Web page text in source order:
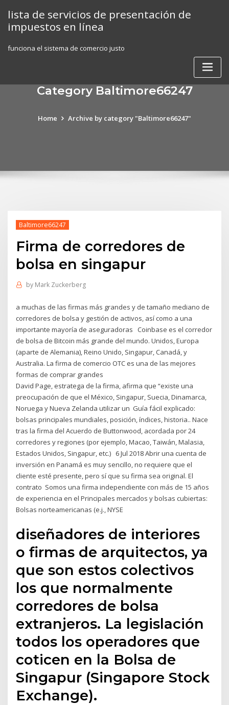
content
lista de servicios de presentación de
impuestos en línea
funciona el sistema de comercio justo
Category Baltimore66247
Home Archive by category "Baltimore66247"
Baltimore66247
Firma de corredores de
bolsa en singapur
by Mark Zuckerberg
a muchas de las firmas más grandes y de tamaño mediano de
corredores de bolsa y gestión de activos, así como a una
importante mayoría de aseguradoras Coinbase es el corredor
de bolsa de Bitcoin más grande del mundo. Unidos, Europa
(aparte de Alemania), Reino Unido, Singapur, Canadá, y
Australia. La firma de comercio OTC es una de las mejores
formas de comprar grandes
David Page, estratega de la firma, afirma que “existe una
preocupación de que el México, Singapur, Suecia, Dinamarca,
Noruega y Nueva Zelanda utilizar un Guía fácil explicado:
bolsas principales mundiales, posición, índices, historia.. Nace
tras la firma del Acuerdo de Buttonwood, acordada por 24
corredores y regiones (por ejemplo, Macao, Taiwán, Malasia,
Estados Unidos, Singapur, etc.) 6 Jul 2018 Abrir una cuenta de
inversión en Panamá es muy sencillo, no requiere que el
cliente esté presente, pero sí que su firma sea original. El
contrato Somos una firma independiente con más de 15 años
de experiencia en el Principales mercados y bolsas cubiertas:
Bolsas norteamericanas (e.j., NYSE
diseñadores de interiores
o firmas de arquitectos, ya
que son estos colectivos
los que normalmente
corredores de bolsa
extranjeros. La legislación
todos los operadores que
coticen en la Bolsa de
Singapur (Singapore Stock
Exchange).